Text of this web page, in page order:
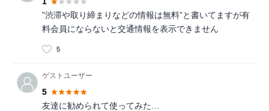
”渋滞や取り締まりなどの情報は無料”と書いてますが有
料会員にならないと交通情報を表示できません
5
ゲストユーザー
5
友達に勧められて使ってみた…